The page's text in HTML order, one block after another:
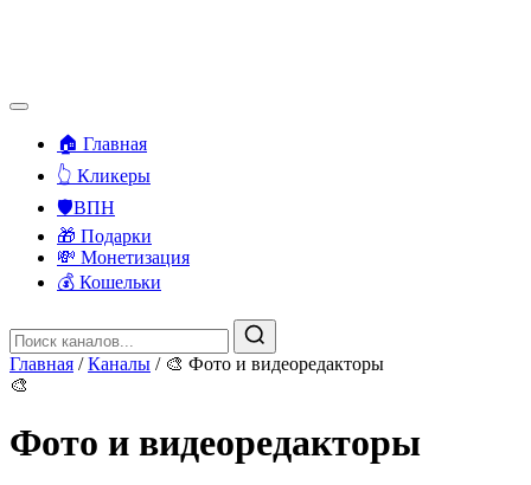
🏠 Главная
👆 Кликеры
🛡️ВПН
🎁 Подарки
💸 Монетизация
💰 Кошельки
Главная / Каналы / 🎨 Фото и видеоредакторы
🎨
Фото и видеоредакторы